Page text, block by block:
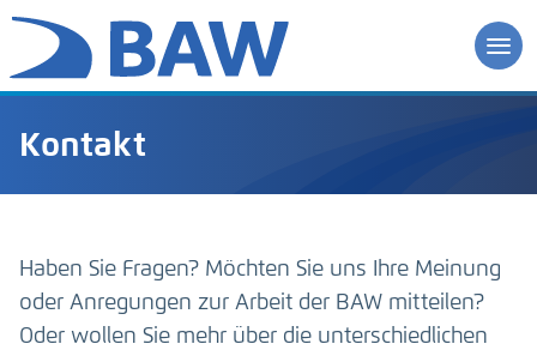
Kontakt
Haben Sie Fragen? Möchten Sie uns Ihre Meinung
oder Anregungen zur Arbeit der BAW mitteilen?
Oder wollen Sie mehr über die unterschiedlichen